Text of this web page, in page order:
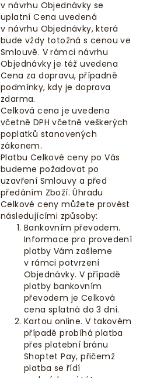
v návrhu Objednávky se
uplatní Cena uvedená
v návrhu Objednávky, která
bude vždy totožná s cenou ve
Smlouvě. V rámci návrhu
Objednávky je též uvedena
Cena za dopravu, případně
podmínky, kdy je doprava
zdarma.
Celková cena je uvedena
včetně DPH včetně veškerých
poplatků stanovených
zákonem.
Platbu Celkové ceny po Vás
budeme požadovat po
uzavření Smlouvy a před
předáním Zboží. Úhradu
Celkové ceny můžete provést
následujícími způsoby:
Bankovním převodem.
Informace pro provedení
platby Vám zašleme
v rámci potvrzení
Objednávky. V případě
platby bankovním
převodem je Celková
cena splatná do3 dní.
Kartou online. V takovém
případě probíhá platba
přes platební bránu
Shoptet Pay, přičemž
platba se řídí